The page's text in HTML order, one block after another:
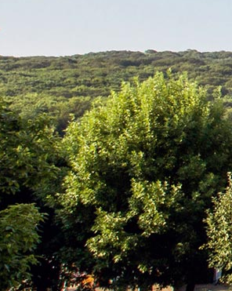
КОНТАКТЫ
ЕДИНОЙ СЛУЖБЫ БРОНИРОВАНИЯ:
8 (961) 444-23-23
(Бесплатный звонок)
kurortinfo@mail.ru